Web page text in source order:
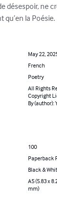
désespoir, ne
qu’en la Poésie.
May 22,
French
Poetry
All Rights
Copyright
By (author):
100
Paperback
Black &
A5 (5.83 x
mm)